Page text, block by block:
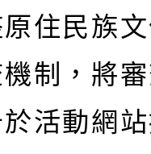
住民族
制，將
活動網